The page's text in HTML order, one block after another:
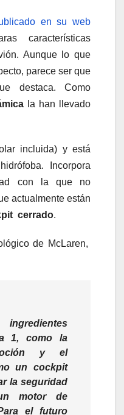
en su web
características
Aunque lo que
parece ser que
destaca. Como
la han llevado
incluida) y está
Incorpora
con la que no
actualmente están
cerrado.
de McLaren,
ingredientes
1, como la
y el
un cockpit
la seguridad
motor de
el futuro